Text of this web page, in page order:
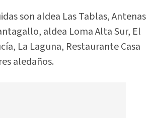
son aldea Las Tablas, Antenas
aldea Loma Alta Sur, El
La Laguna, Restaurante Casa
aledaños.